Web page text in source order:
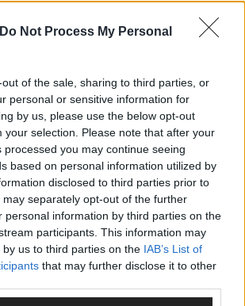
Do Not Process My Personal
of the sale, sharing to third parties, or
personal or sensitive information for
by us, please use the below opt-out
your selection. Please note that after your
processed you may continue seeing
based on personal information utilized by
disclosed to third parties prior to
separately opt-out of the further
personal information by third parties on the
participants. This information may
us to third parties on the IAB’s List of
that may further disclose it to other
| FLASH UP 22529 Artikel
und kuratieren unsere Redakteur alles,
interessiert! Wir sind das Team hinter den
Videos, die ihr auf FLASH UP seht. Ob
coole Tipps, spannende Hintergründe
– wir checken alles für euch, filtern das
raus und bringen’s auf den Punkt.